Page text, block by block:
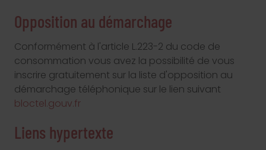
Opposition au démarchage
Conformément à l'article L.223-2 du code de
consommation vous avez la possibilité de vous
inscrire gratuitement sur la liste d'opposition au
démarchage téléphonique sur le lien suivant
bloctel.gouv.fr
Liens hypertexte